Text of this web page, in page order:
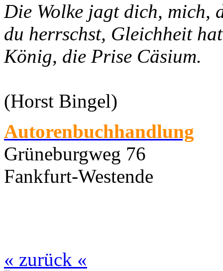
Die Wolke jagt dich, mich,
du herrschst, Gleichheit
König, die Prise Cäsium.
(Horst Bingel)
Autorenbuchhandlung
Grüneburgweg 76
Fankfurt-Westende
« zurück «